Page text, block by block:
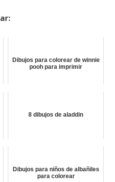
Dibujos para colorear de winnie
pooh para imprimir
8 dibujos de aladdin
Dibujos para niños de albañiles
para colorear